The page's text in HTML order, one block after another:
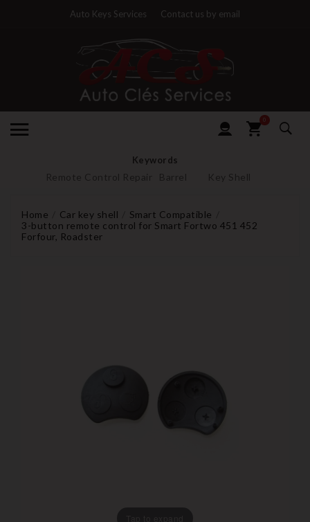
Auto Keys Services Contact us by email
0
Keywords
Remote Control Repair Barrel Key Shell
Home Car key shell
Smart Compatible
3-button remote control for Smart Fortwo 451 452
Forfour, Roadster